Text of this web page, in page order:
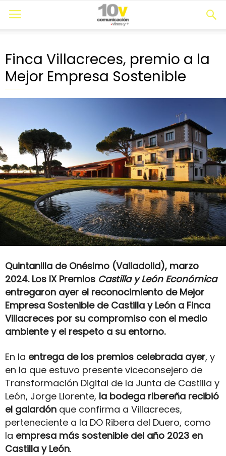
Finca Villacreces, premio a la
Mejor Empresa Sostenible
Quintanilla de Onésimo (Valladolid), marzo
2024. Los IX Premios Castilla y León Económica
entregaron ayer el reconocimiento de Mejor
Empresa Sostenible de Castilla y León a Finca
Villacreces por su compromiso con el medio
ambiente y el respeto a su entorno.
En la entrega de los premios celebrada ayer, y
en la que estuvo presente viceconsejero de
Transformación Digital de la Junta de Castilla y
León, Jorge Llorente, la bodega ribereña recibió
el galardón que confirma a Villacreces,
perteneciente a la DO Ribera del Duero, como
la empresa más sostenible del año 2023 en
Castilla y León.